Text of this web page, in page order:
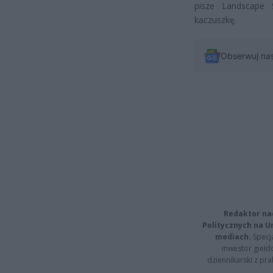
pisze Landscape
kaczuszkę.
Obserwuj
Redaktor
Politycznych na
mediach.
inwestor
dziennikarski z